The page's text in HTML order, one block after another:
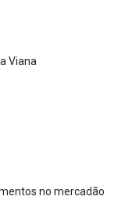
Viana
no mercadão